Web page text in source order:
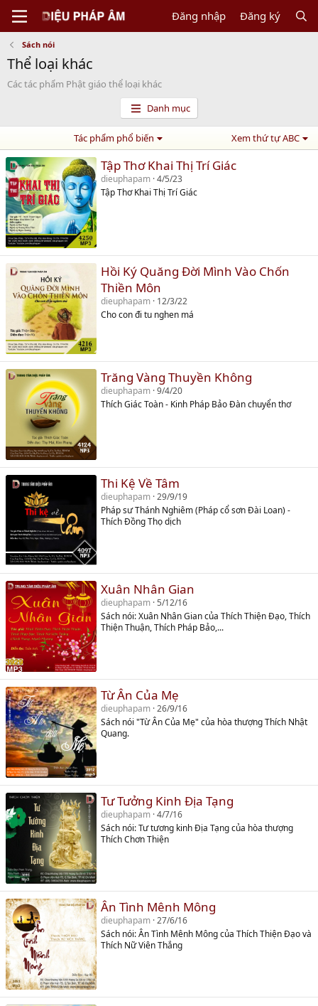
Đăng nhập Đăng ký
Sách nói
Thể loại khác
Các tác phẩm Phật giáo thể loại khác
Danh mục
Tác phẩm phổ biến Xem thứ tự ABC
Tập Thơ Khai Thị Trí Giác
dieuphapam 4/5/23
Tập Thơ Khai Thị Trí Giác
Hồi Ký Quăng Đời Mình Vào Chốn
Thiền Môn
dieuphapam 12/3/22
Cho con đi tu nghen má
Trăng Vàng Thuyền Không
dieuphapam 9/4/20
Thích Giác Toàn - Kinh Pháp Bảo Đàn chuyển thơ
Thi Kệ Về Tâm
dieuphapam 29/9/19
Pháp sư Thánh Nghiêm (Pháp cổ sơn Đài Loan) -
Thích Đồng Thọ dịch
Xuân Nhân Gian
dieuphapam 5/12/16
Sách nói: Xuân Nhân Gian của Thích Thiện Đạo, Thích
Thiện Thuận, Thích Pháp Bảo,...
Từ Ân Của Mẹ
dieuphapam 26/9/16
Sách nói "Từ Ân Của Mẹ" của hòa thượng Thích Nhật
Quang.
Tư Tưởng Kinh Địa Tạng
dieuphapam 4/7/16
Sách nói: Tư tương kinh Địa Tạng của hòa thượng
Thích Chơn Thiện
Ân Tình Mênh Mông
dieuphapam 27/6/16
Sách nói: Ân Tình Mênh Mông của Thích Thiện Đạo và
Thích Nữ Viên Thắng